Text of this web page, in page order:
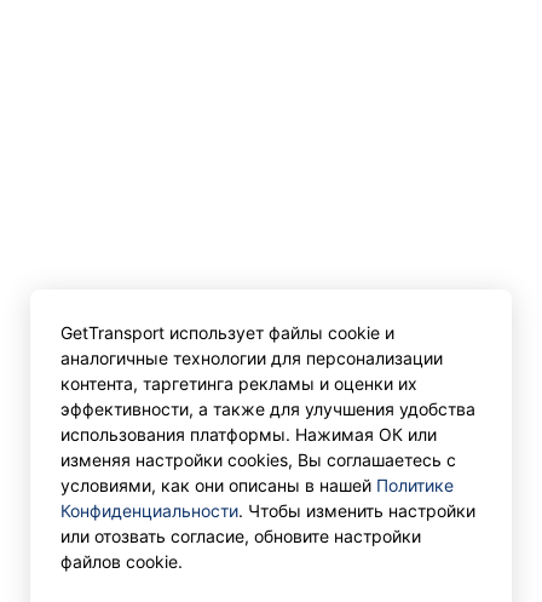
GetTransport использует файлы cookie и
аналогичные технологии для персонализации
контента, таргетинга рекламы и оценки их
эффективности, а также для улучшения удобства
использования платформы. Нажимая ОК или
изменяя настройки cookies, Вы соглашаетесь с
условиями, как они описаны в нашей Политике
Конфиденциальности. Чтобы изменить настройки
или отозвать согласие, обновите настройки
файлов cookie.